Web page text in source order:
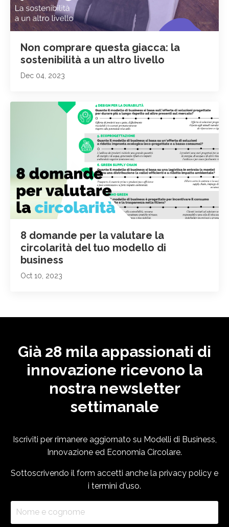
Non comprare questa giacca: la
sostenibilità a un altro livello
Dec 04, 2023
8 domande per la valutare la
circolarità del tuo modello di
business
Oct 10, 2023
Già 28 mila appassionati di
innovazione ricevono la
nostra newsletter
settimanale
Iscriviti per rimanere aggiornato su Modelli di Business,
Innovazione ed Economia Circolare.
Sottoscrivendo il form accetti anche la privacy policy e
i termini d'uso.